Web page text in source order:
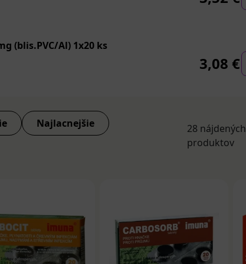
s nízkym obsahom vlákniny, príliš malým
parazitárne infekcie čriev môžu spôsobiť
a vracanie. Medzi príklady patogénov
baktérie rodov Salmonella a Campylobacter;
bolesti brucha, kŕče, hnačku, krv v stolici a
podobné sliznici maternice rastie mimo
(blis.PVC/Al) 1x20 ks
3,08 €
Najlacnejšie
28 nájdených
produktov